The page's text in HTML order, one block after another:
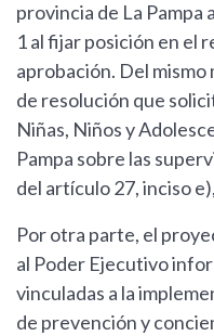
provincia de La Pampa
1 al fijar posición en el
aprobación. Del
de resolución que
Niñas, Niños y
Pampa sobre las
del artículo 27, inciso
Por otra parte, el
al Poder Ejecutivo
vinculadas a la
de prevención y